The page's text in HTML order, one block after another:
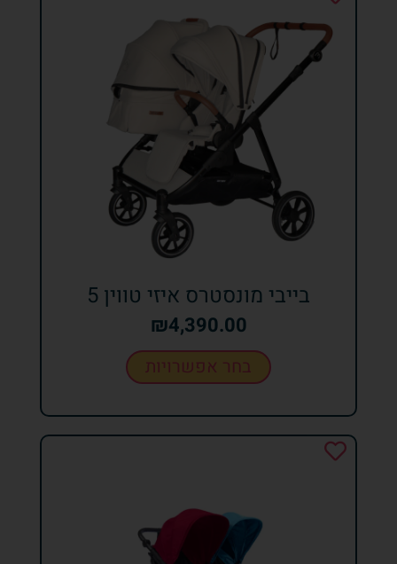
בייבי מונסטרס איזי טווין 5
₪4,390.00
בחר אפשרויות